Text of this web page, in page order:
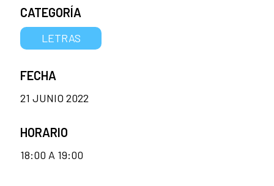
CATEGORÍA
LETRAS
FECHA
21 JUNIO 2022
HORARIO
18:00 A 19:00